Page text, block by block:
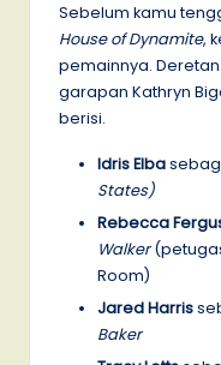
Sebelum kamu
House of Dynamite,
pemainnya.
garapan Kathryn
berisi.
Idris Elba
States)
Rebecca
Walker
Room)
Jared Harris
Baker